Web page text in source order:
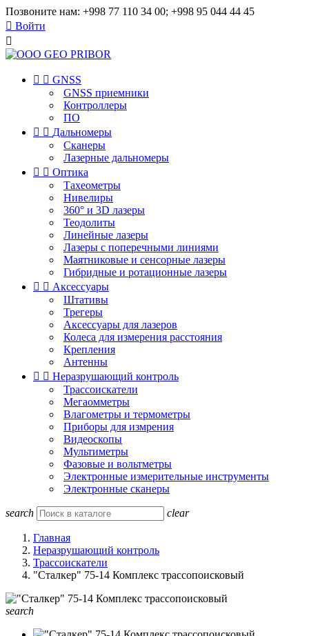
Позвоните нам: +998 77 110 34 00; +998 95 044 44 45
 Войти

  GNSS
GNSS приемники
Контроллеры
ПО
  Дальномеры
Сканеры
Лазерные дальномеры
  Оптика
Тахеометры
Нивелиры
360° и 3D лазеры
Теодолиты
Линейные лазеры
Лазеры с поперечными линиями
Маятниковые и сенсорные лазеры
Гибридные и ротационные лазеры
  Аксессуары
Штативы
Трегеры
Аксессуары для лазеров
Колеса для измерения расстояния
Крепления
Антенны
  Неразрушающий контроль
Трассоискатели
Мегаомметры
Влагометры и термометры
Приборы для измрения
Видеоскопы
Мультиметры
Фазовые и вольтметры
Электронные измерительные инструменты
Электронные сканеры
search clear
Главная
Неразрушающий контроль
Трассоискатели
"Сталкер" 75-14 Комплекс трассопоисковый
search